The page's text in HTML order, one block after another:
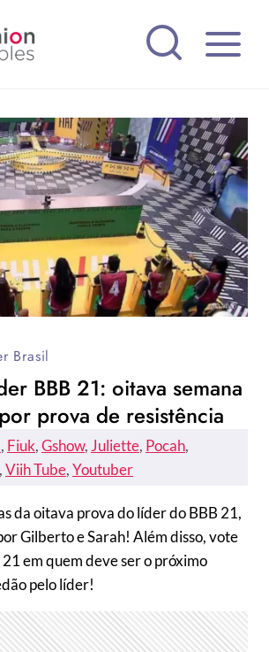
Brasil
BBB 21: oitava semana
prova de resistência
, Fiuk, Gshow, Juliette, Pocah
, Viih Tube, Youtuber
da oitava prova do líder do BBB 21,
Gilberto e Sarah! Além disso, vote
em quem deve ser o próximo
pelo líder!